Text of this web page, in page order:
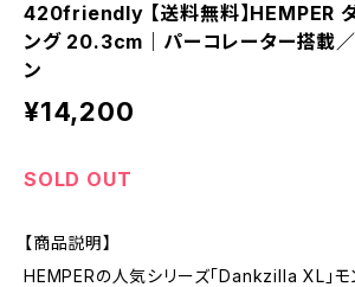
420friendly 【送料無料】HEMPER
ング 20.3cm｜パーコレーター搭載
ン
¥14,200
SOLD OUT
【商品説明】
HEMPERの人気シリーズ「Dankzilla XL」モ